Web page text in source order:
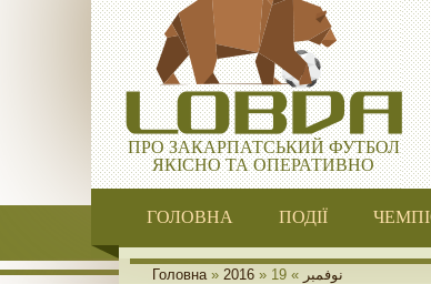
ПРО ЗАКАРПАТСЬКИЙ ФУТБОЛ
ЯКІСНО ТА ОПЕРАТИВНО
ГОЛОВНА ПОДІЇ
Головна» 2016 » نوفمبر »
19